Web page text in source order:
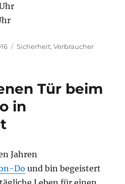
Kategorien
Sicherheit,Verbraucher
Tür beim
in
Jahren
Do und bin begeistert